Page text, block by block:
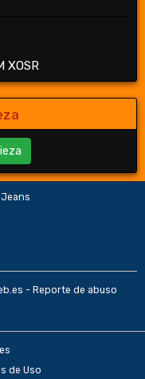
XOSR
- Reporte de abuso
de Uso